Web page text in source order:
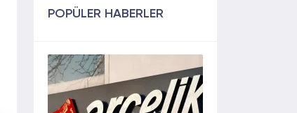
POPÜLER HABERLER